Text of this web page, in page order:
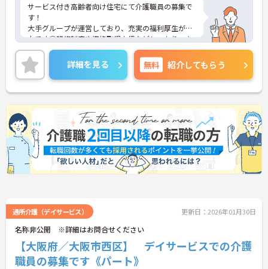
サービス付き高齢者向け住宅にて介護職員の募集で
す！
大手グループが運営しており、充実の福利厚生が魅
力です◎研修制度や資格取得支援などしっかりスキ
ルアップすることも可能です。
ご興味のある方には、面接対策ポイントなど、さら
に詳細をご案内しますのでお気軽にご相談くださ
い！
詳細を見る 無料 紹介してもらう
通所介護（デイサービス） 更新日：2026年01月30日
名称非公開 ※詳細はお問合せください
【大阪府／大阪市西区】 デイサービスでの介護
職員の募集です《パート》